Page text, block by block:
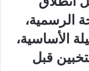
الرسمية،
الأساسية،
قبل